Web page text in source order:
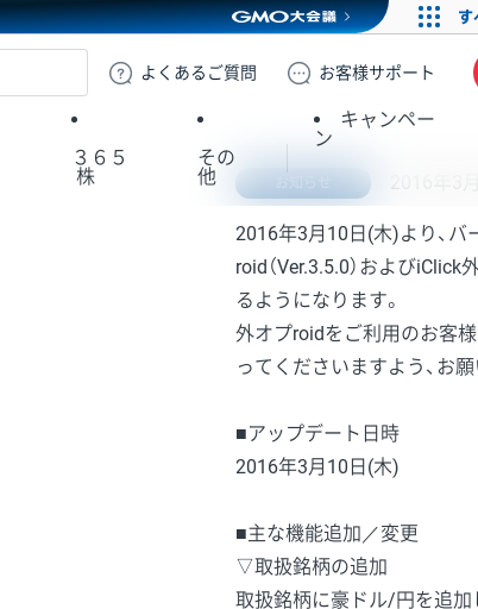
GMOクリック証券
よくある ご質問 お客様サポート
３６５
株
その
他
キャンペー
ン
2016年3月10日(木)より、
roid（Ver.3.5.0）およびiClick
るようになります。
外オプroidをご利用のお客
ってくださいますよう、お
■アップデート日時
2016年3月10日(木)
■主な機能追加／変更
▽取扱銘柄の追加
取扱銘柄に豪ドル/円を追加